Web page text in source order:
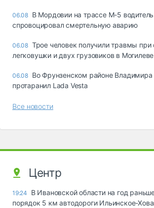
06.08 В Мордовии на трассе М-5
спровоцировал смертельную аварию
06.08 Трое человек получили травмы при
легковушки и двух грузовиков в Могилеве
06.08 Во Фрунзенском районе
протаранил Lada Vesta
Все новости
Центр
19:24
В Ивановской области на год
порядок 5 км автодороги Ильинское-